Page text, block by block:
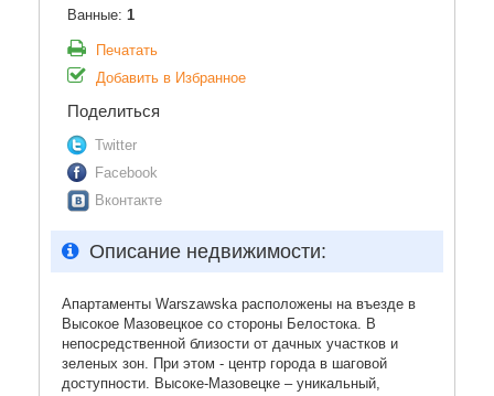
Ванные: 1
Печатать
Добавить в Избранное
Поделиться
Twitter
Facebook
Вконтакте
Описание недвижимости:
Апартаменты Warszawska расположены на въезде в
Высокое Мазовецкое со стороны Белостока. В
непосредственной близости от дачных участков и
зеленых зон. При этом - центр города в шаговой
доступности. Высоке-Мазовецке – уникальный,